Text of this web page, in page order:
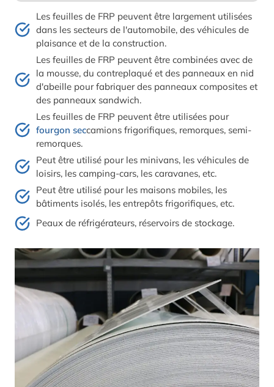
Les feuilles de FRP peuvent être largement utilisées
dans les secteurs de l'automobile, des véhicules de
plaisance et de la construction.
Les feuilles de FRP peuvent être combinées avec de
la mousse, du contreplaqué et des panneaux en nid
d'abeille pour fabriquer des panneaux composites et
des panneaux sandwich.
Les feuilles de FRP peuvent être utilisées pour
fourgon seccamions frigorifiques, remorques, semi-
remorques.
Peut être utilisé pour les minivans, les véhicules de
loisirs, les camping-cars, les caravanes, etc.
Peut être utilisé pour les maisons mobiles, les
bâtiments isolés, les entrepôts frigorifiques, etc.
Peaux de réfrigérateurs, réservoirs de stockage.